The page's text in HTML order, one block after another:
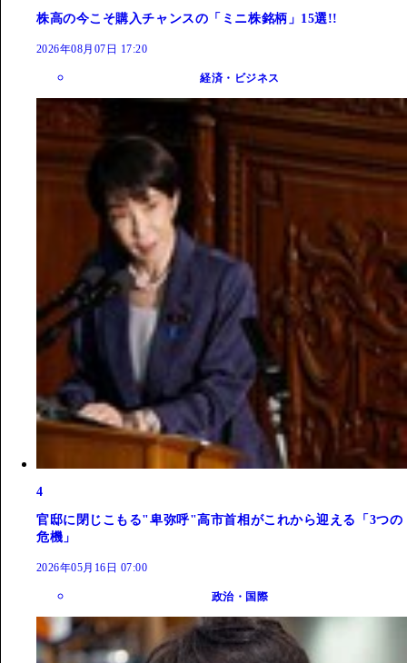
株高の今こそ購入チャンスの「ミニ株銘柄」15選!!
2026年08月07日 17:20
経済・ビジネス
4
官邸に閉じこもる"卑弥呼"高市首相がこれから迎える「3つの
危機」
2026年05月16日 07:00
政治・国際